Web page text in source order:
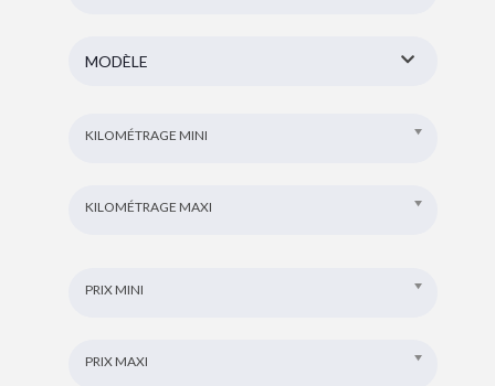
MODÈLE
KILOMÉTRAGE MINI
KILOMÉTRAGE MAXI
PRIX MINI
PRIX MAXI